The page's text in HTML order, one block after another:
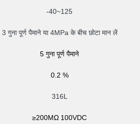
-40~125
3 गुना पूर्ण पैमाने या 4MPa के बीच छोटा मान लें
5 गुना पूर्ण पैमाने
0.2 %
316L
≥200MΩ 100VDC